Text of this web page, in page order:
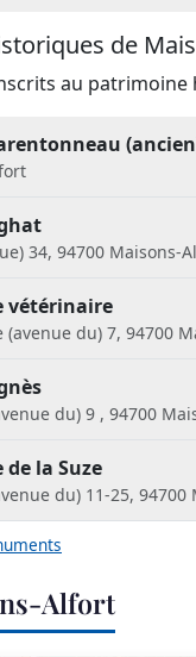
de
au patrimoine
34, 94700 Maisons-
vétérinaire
(avenue du) 7, 94700
du) 9 , 94700
la Suze
du) 11-25,
Alfort